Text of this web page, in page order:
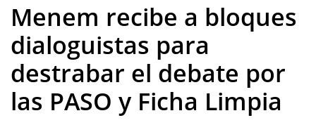
Menem recibe a bloques
dialoguistas para
destrabar el debate por
las PASO y Ficha Limpia